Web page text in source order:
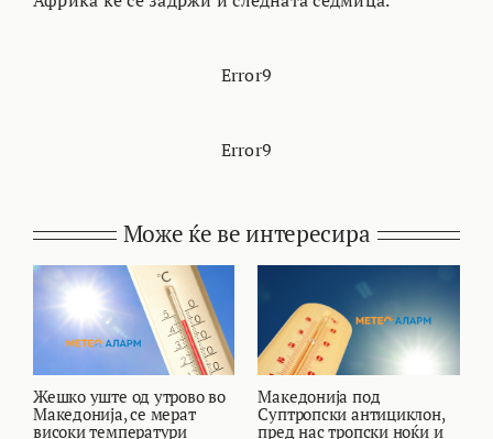
Error9
Error9
Може ќе ве интересира
Жешко уште од утрово во
Македонија, се мерат
високи температури
Македонија под
Суптропски антициклон,
пред нас тропски ноќи и